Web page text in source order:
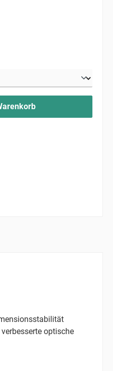
optische